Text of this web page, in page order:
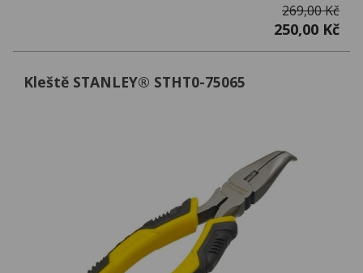
269,00 Kč
250,00 Kč
Kleště STANLEY® STHT0-75065